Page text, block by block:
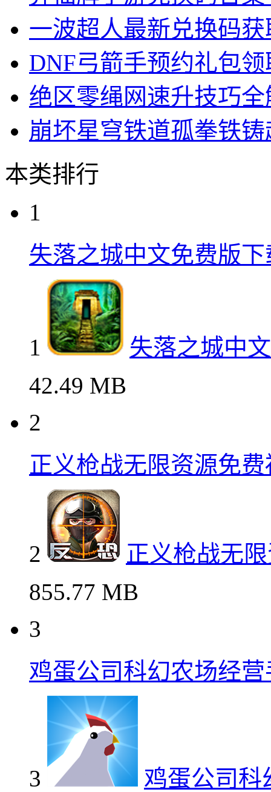
一波超人最新兑换码
DNF弓箭手预约礼包
绝区零绳网速升技巧全
崩坏星穹铁道孤拳铁
本类排行
1
失落之城中文免费版下
1
失落之城中
42.49 MB
2
正义枪战无限资源免
2
正义枪战无
855.77 MB
3
鸡蛋公司科幻农场经
3
鸡蛋公司科